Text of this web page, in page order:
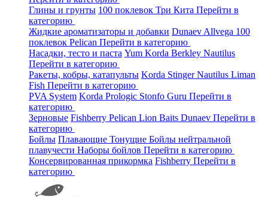
Глины и грунты 100 поклевок Три Кита Перейти в
категорию
Жидкие ароматизаторы и добавки Dunaev Allvega 100
поклевок Pelican Перейти в категорию
Насадки, тесто и паста Yum Korda Berkley Nautilus
Перейти в категорию
Ракеты, кобры, катапульты Korda StingerNautilus Liman
Fish Перейти в категорию
PVA System Korda Prologic Stonfo Guru Перейти в
категорию
Зерновые Fishberry Pelican Lion Baits Dunaev Перейти в
категорию
Бойлы Плавающие Тонущие Бойлы нейтральной
плавучести Наборы бойлов Перейти в категорию
Консервированная прикормка Fishberry Перейти в
категорию